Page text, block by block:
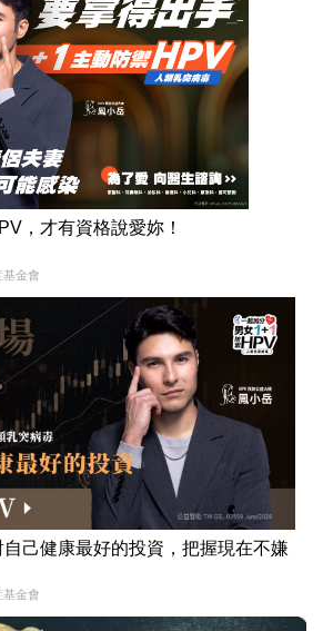
，才有資格說愛妳！
基金會
己健康最好的投資，把握現在不嫌
基金會